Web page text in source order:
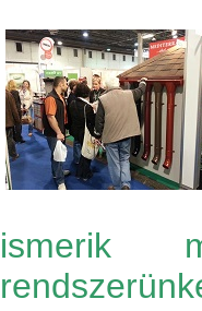
ismerik